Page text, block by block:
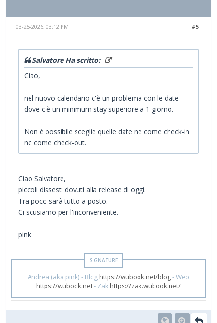
#5
03-25-2026, 03:12 PM
Salvatore Ha scritto:
Ciao,
nel nuovo calendario c'è un problema con le date
dove c'è un minimum stay superiore a 1 giorno.
Non è possibile sceglie quelle date ne come check-in
ne come check-out.
Ciao Salvatore,
piccoli dissesti dovuti alla release di oggi.
Tra poco sarà tutto a posto.
Ci scusiamo per l'inconveniente.
pink
Andrea (aka pink) - Bloghttps://wubook.net/blog- Web
https://wubook.net- Zakhttps://zak.wubook.net/